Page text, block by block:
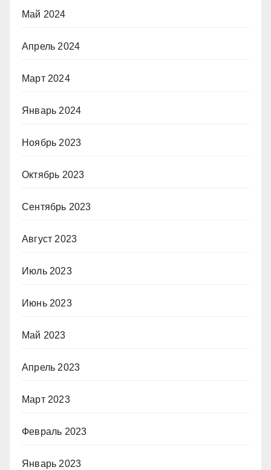
Май 2024
Апрель 2024
Март 2024
Январь 2024
Ноябрь 2023
Октябрь 2023
Сентябрь 2023
Август 2023
Июль 2023
Июнь 2023
Май 2023
Апрель 2023
Март 2023
Февраль 2023
Январь 2023